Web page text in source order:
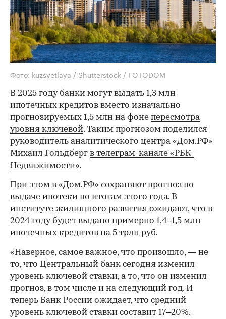
Фото: kuzsvetlaya / Shutterstock / FOTODOM
В 2025 году банки могут выдать 1,3 млн
ипотечных кредитов вместо изначально
прогнозируемых 1,5 млн на фоне пересмотра
уровня ключевой. Таким прогнозом поделился
руководитель аналитического центра «Дом.РФ»
Михаил Гольдберг в телеграм-канале «РБК-
Недвижимости».
При этом в «Дом.РФ» сохраняют прогноз по
выдаче ипотеки по итогам этого года. В
институте жилищного развития ожидают, что в
2024 году будет выдано примерно 1,4–1,5 млн
ипотечных кредитов на 5 трлн руб.
«Наверное, самое важное, что произошло, — не
то, что Центральный банк сегодня изменил
уровень ключевой ставки, а то, что он изменил
прогноз, в том числе и на следующий год. И
теперь Банк России ожидает, что средний
уровень ключевой ставки составит 17–20%.